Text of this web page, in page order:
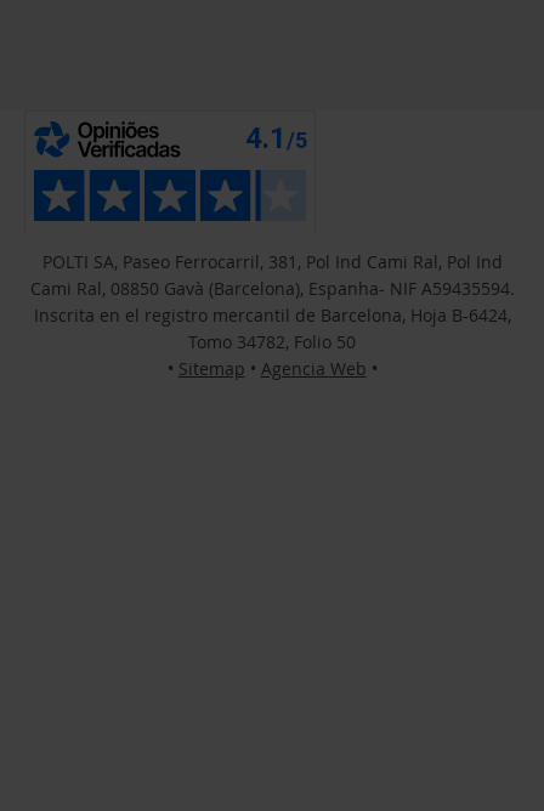
POLTI SA, Paseo Ferrocarril, 381, Pol Ind Cami Ral, Pol Ind
Cami Ral, 08850 Gavà (Barcelona), Espanha- NIF A59435594.
Inscrita en el registro mercantil de Barcelona, Hoja B-6424,
Tomo 34782, Folio 50
• Sitemap • Agencia Web •